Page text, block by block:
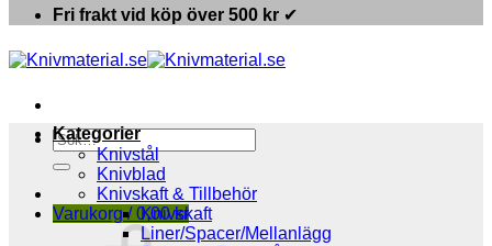
Fri frakt vid köp över 500 kr ✔
Sök
efter:
Varukorg /0,00kr
Kategorier
Knivstål
Knivblad
Knivskaft & Tillbehör
Knivskaft
Liner/Spacer/Mellanlägg